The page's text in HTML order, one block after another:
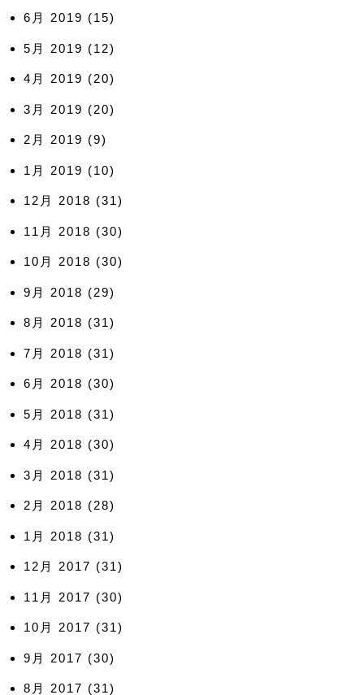
6月 2019 (15)
5月 2019 (12)
4月 2019 (20)
3月 2019 (20)
2月 2019 (9)
1月 2019 (10)
12月 2018 (31)
11月 2018 (30)
10月 2018 (30)
9月 2018 (29)
8月 2018 (31)
7月 2018 (31)
6月 2018 (30)
5月 2018 (31)
4月 2018 (30)
3月 2018 (31)
2月 2018 (28)
1月 2018 (31)
12月 2017 (31)
11月 2017 (30)
10月 2017 (31)
9月 2017 (30)
8月 2017 (31)